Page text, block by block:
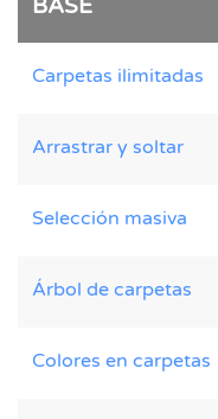
BASE
Carpetas ilimitadas
Arrastrar y soltar
Selección masiva
Árbol de carpetas
Colores en carpetas